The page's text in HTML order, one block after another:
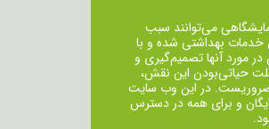
می‌توانند سبب
خدمات بهداشتی شده و با
مورد آنها تصمیم‌گیری و
حیاتی‌بودن این نقش،
در این وب سایت
و برای همه در دسترس